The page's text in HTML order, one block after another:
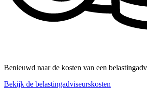
Benieuwd naar de kosten van een
Bekijk de belastingadviseurskosten